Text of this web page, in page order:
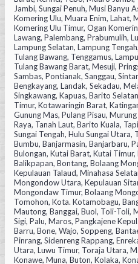
Jambi, Sungai Penuh, Musi Banyu
Komering Ulu, Muara Enim, Lahat,
Komering Ulu Timur, Ogan
Lawang, Palembang, Prabumulih,
Lampung Selatan, Lampung
Tulang Bawang, Tenggamus,
Tulang Bawang Barat, Mesuji,
Sambas, Pontianak, Sanggau,
Bengkayang, Landak, Sekadau,
Singkawang, Kapuas, Barito
Timur, Kotawaringin Barat,
Gunung Mas, Pulang Pisau,
Raya, Tanah Laut, Barito Kuala,
Sungai Tengah, Hulu Sungai Utara,
Bumbu, Banjarmasin, Banjarbaru,
Bulongan, Kutai Barat, Kutai
Balikpapan, Bontang, Bolaang
Kepulauan Talaud, Minahasa
Mongondow Utara, Kepulauan
Mongondaw Timur, Bolaang
Tomohon, Kota. Kotamobagu,
Mautong, Banggai, Buol, Toli-Toli,
Sigi, Palu, Maros, Pangkajene
Barru, Bone, Wajo, Soppeng,
Pinrang, Sidenreng Rappang,
Utara, Luwu Timur, Toraja Utara,
Konawe, Muna, Buton, Kolaka,